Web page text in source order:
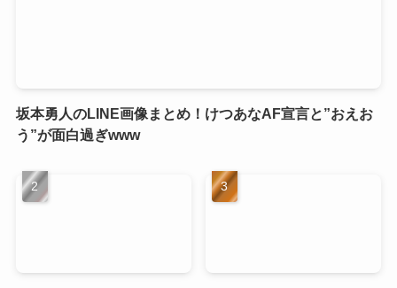
坂本勇人のLINE画像まとめ！けつあなAF宣言と”おえお
う”が面白過ぎwww